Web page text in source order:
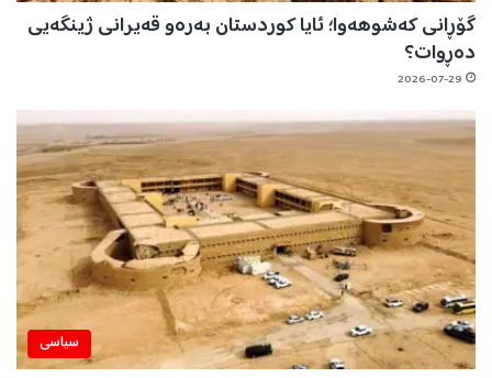
گۆڕانی کەشوهەوا؛ ئایا کوردستان بەرەو قەیرانی ژینگەیی
دەڕوات؟
2026-07-29
سیاسی